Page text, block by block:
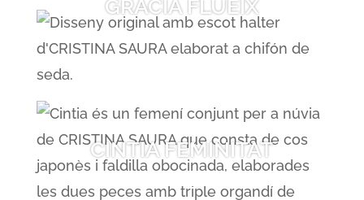
GRÀCIA FLUEIX
CINTIA FEMINITAT